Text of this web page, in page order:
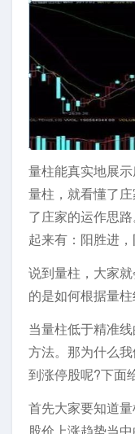
量柱能真实地展
量柱，就看懂了
了庄家的运作思
起来有：阳胜进，
说到量柱，大家
的是如何根据量柱
当量柱低于精准
方法。那为什么
到涨停股呢?下面
首先大家要知道